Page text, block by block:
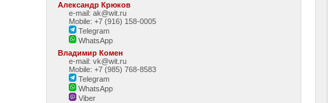
Александр Крюков
e-mail: ak@wit.ru
Mobile: +7 (916) 158-0005
Telegram
WhatsApp
Владимир Комен
e-mail: vk@wit.ru
Mobile: +7 (985) 768-8583
Telegram
WhatsApp
Viber